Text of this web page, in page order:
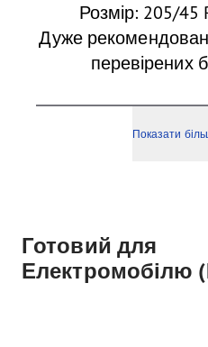
Розмір: 205/45
Дуже
перевірених
Показати
Готовий для
Електромобілю